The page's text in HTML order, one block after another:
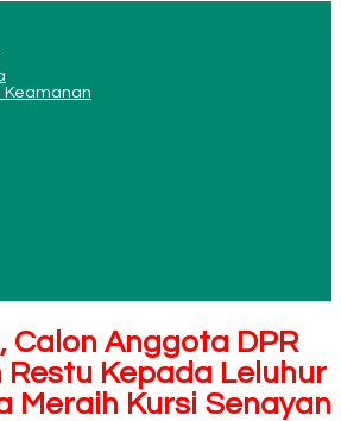
Keamanan
Calon Anggota DPR
Restu Kepada Leluhur
Meraih Kursi Senayan